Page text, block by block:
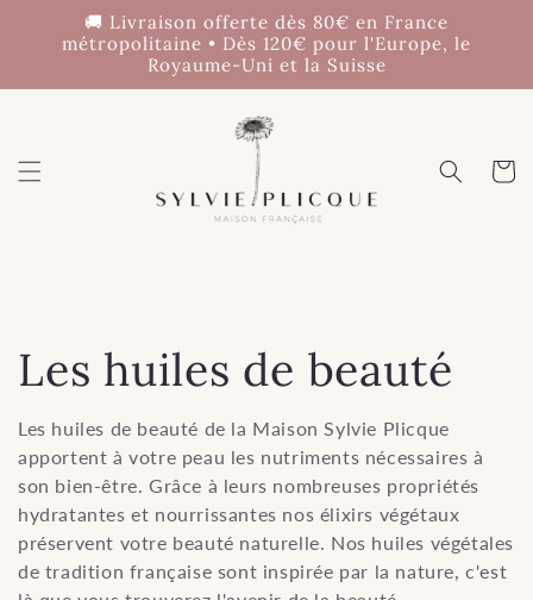
passer🚚 Livraison offerte dès 80€ en France
métropolitaine • Dès 120€ pour l'Europe, le
Royaume-Uni et la Suisse
Panier
C
o
l
l
e
Les huiles de beauté
Les huiles de beauté de la Maison Sylvie Plicque
apportent à votre peau les nutriments nécessaires à
son bien-être. Grâce à leurs nombreuses propriétés
hydratantes et nourrissantes nos élixirs végétaux
préservent votre beauté naturelle. Nos huiles végétales
de tradition française sont inspirée par la nature, c'est